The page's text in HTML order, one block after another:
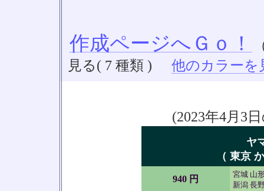
作成ページへＧｏ！
見る( 7 種類 )
他のカラーを
(2023年4月3
ヤ
（ 東京
940 円
宮城 山
新潟 長